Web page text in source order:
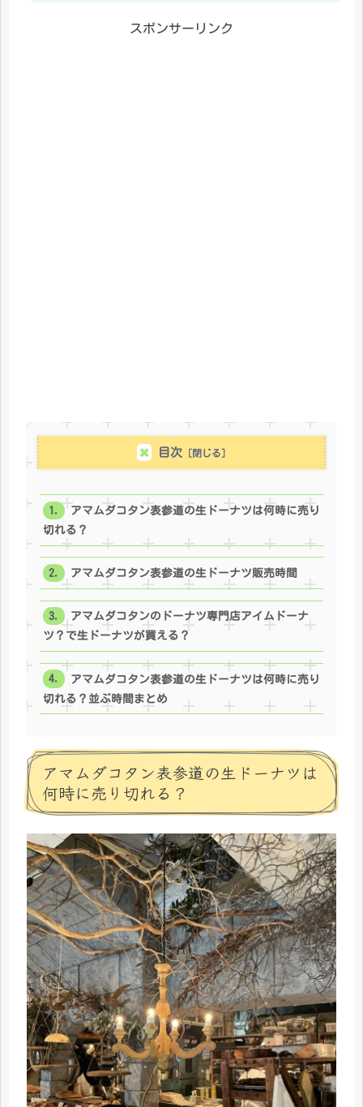
スポンサーリンク
目次
アマムダコタン表参道の生ドーナツは何時に売り
切れる？
アマムダコタン表参道の生ドーナツ販売時間
アマムダコタンのドーナツ専門店アイムドーナ
ツ？で生ドーナツが買える？
アマムダコタン表参道の生ドーナツは何時に売り
切れる？並ぶ時間まとめ
アマムダコタン表参道の生ドーナツは
何時に売り切れる？